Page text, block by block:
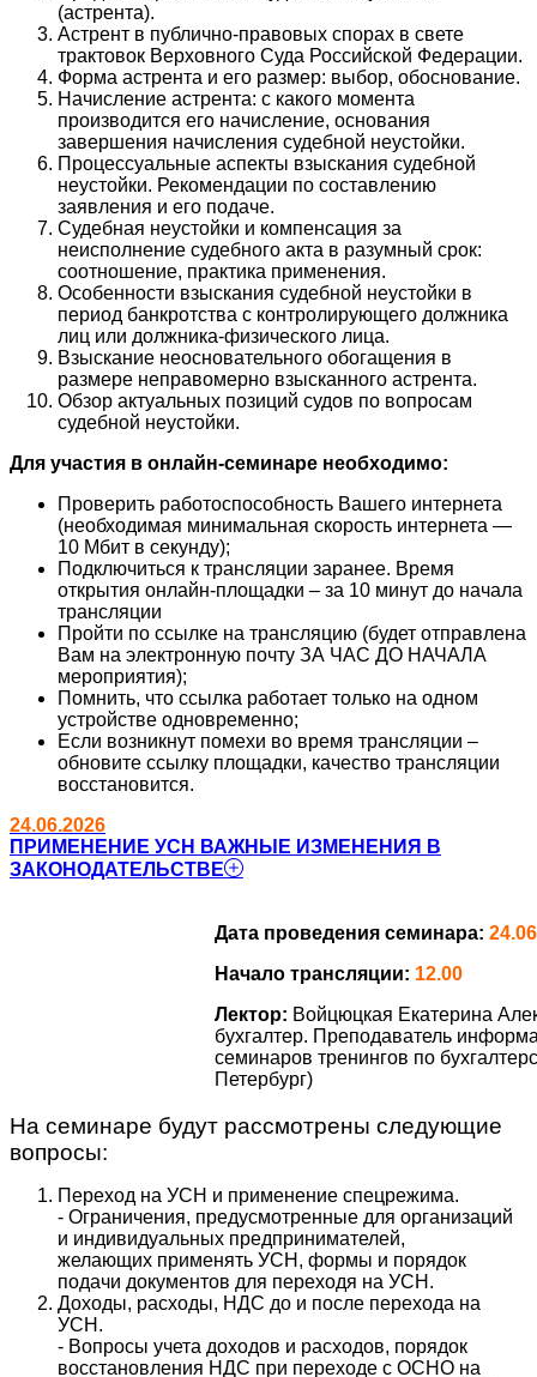
(астрента).
Астрент в публично-правовых спорах в свете
трактовок Верховного Суда Российской Федерации.
Форма астрента и его размер: выбор, обоснование.
Начисление астрента: с какого момента
производится его начисление, основания
завершения начисления судебной неустойки.
Процессуальные аспекты взыскания судебной
неустойки. Рекомендации по составлению
заявления и его подаче.
Судебная неустойки и компенсация за
неисполнение судебного акта в разумный срок:
соотношение, практика применения.
Особенности взыскания судебной неустойки в
период банкротства с контролирующего должника
лиц или должника-физического лица.
Взыскание неосновательного обогащения в
размере неправомерно взысканного астрента.
Обзор актуальных позиций судов по вопросам
судебной неустойки.
Для участия в онлайн-семинаре необходимо:
Проверить работоспособность Вашего интернета
(необходимая минимальная скорость интернета —
10 Мбит в секунду);
Подключиться к трансляции заранее. Время
открытия онлайн-площадки – за 10 минут до начала
трансляции
Пройти по ссылке на трансляцию (будет отправлена
Вам на электронную почту ЗА ЧАС ДО НАЧАЛА
мероприятия);
Помнить, что ссылка работает только на одном
устройстве одновременно;
Если возникнут помехи во время трансляции –
обновите ссылку площадки, качество трансляции
восстановится.
24.06.2026
ПРИМЕНЕНИЕ УСН ВАЖНЫЕ ИЗМЕНЕНИЯ В
ЗАКОНОДАТЕЛЬСТВЕ
Дата проведения семинара:
Начало трансляции: 12.00
Лектор: Войцюцкая Екатерина
бухгалтер. Преподаватель
семинаров тренингов по
Петербург)
На семинаре будут рассмотрены следующие
вопросы:
Переход на УСН и применение спецрежима.
- Ограничения, предусмотренные для организаций
и индивидуальных предпринимателей,
желающих применять УСН, формы и порядок
подачи документов для переходя на УСН.
Доходы, расходы, НДС до и после перехода на
УСН.
- Вопросы учета доходов и расходов, порядок
восстановления НДС при переходе с ОСНО на